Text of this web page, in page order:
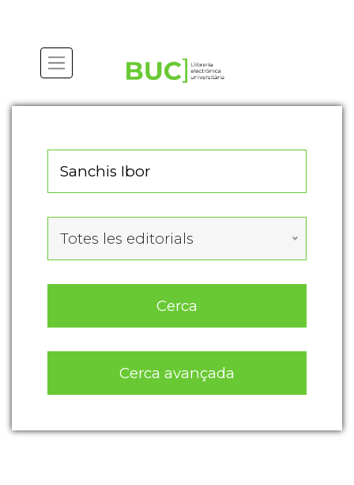
Totes les editorials
Cerca
Cerca avançada